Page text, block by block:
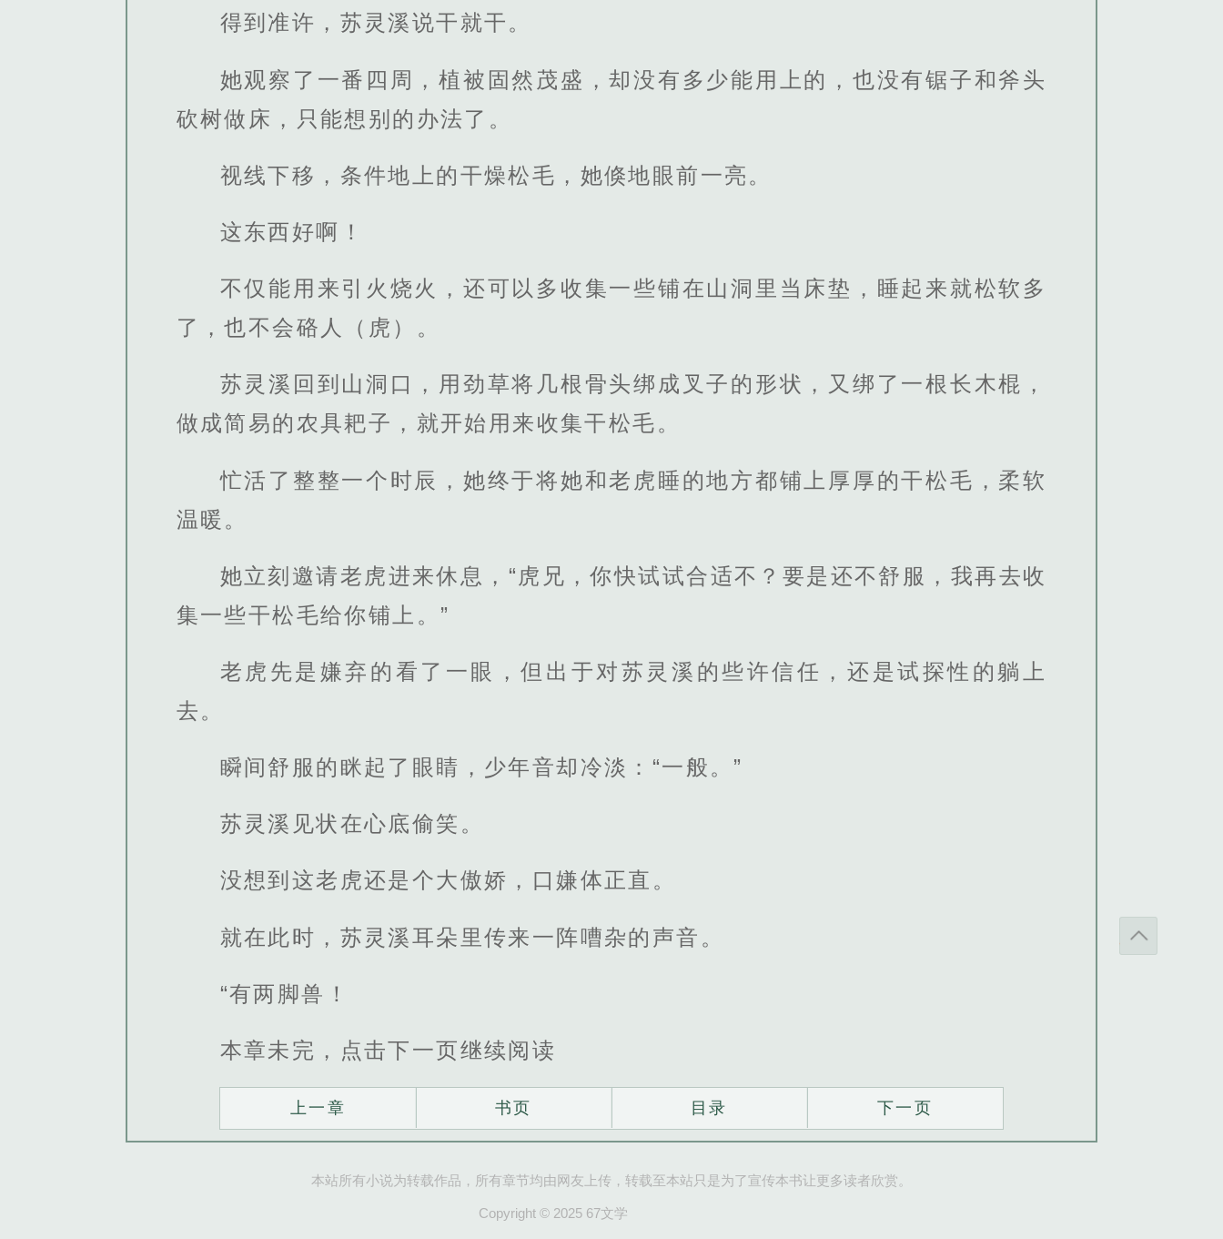
得到准许，苏灵溪说干就干。
她观察了一番四周，植被固然茂盛，却没有多少能用上的，也没有锯子和斧头
砍树做床，只能想别的办法了。
视线下移，条件地上的干燥松毛，她倏地眼前一亮。
这东西好啊！
不仅能用来引火烧火，还可以多收集一些铺在山洞里当床垫，睡起来就松软多
了，也不会硌人（虎）。
苏灵溪回到山洞口，用劲草将几根骨头绑成叉子的形状，又绑了一根长木棍，
做成简易的农具耙子，就开始用来收集干松毛。
忙活了整整一个时辰，她终于将她和老虎睡的地方都铺上厚厚的干松毛，柔软
温暖。
她立刻邀请老虎进来休息，“虎兄，你快试试合适不？要是还不舒服，我再去收
集一些干松毛给你铺上。”
老虎先是嫌弃的看了一眼，但出于对苏灵溪的些许信任，还是试探性的躺上
去。
瞬间舒服的眯起了眼睛，少年音却冷淡：“一般。”
苏灵溪见状在心底偷笑。
没想到这老虎还是个大傲娇，口嫌体正直。
就在此时，苏灵溪耳朵里传来一阵嘈杂的声音。
“有两脚兽！
本章未完，点击下一页继续阅读
上一章 书页 目录 下一页
本站所有小说为转载作品，所有章节均由网友上传，转载至本站只是为了宣传本书让更多读者欣赏。
Copyright © 2025 67文学